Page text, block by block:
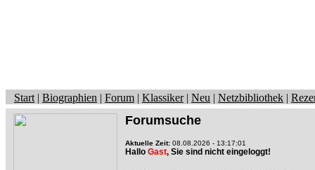
Start | Biographien | Forum | Klassiker| Neu | Netzbibliothek |
Forumsuche
Aktuelle Zeit: 08.08.2026 - 13:17:01
Hallo Gast, Sie sind nicht eingeloggt!